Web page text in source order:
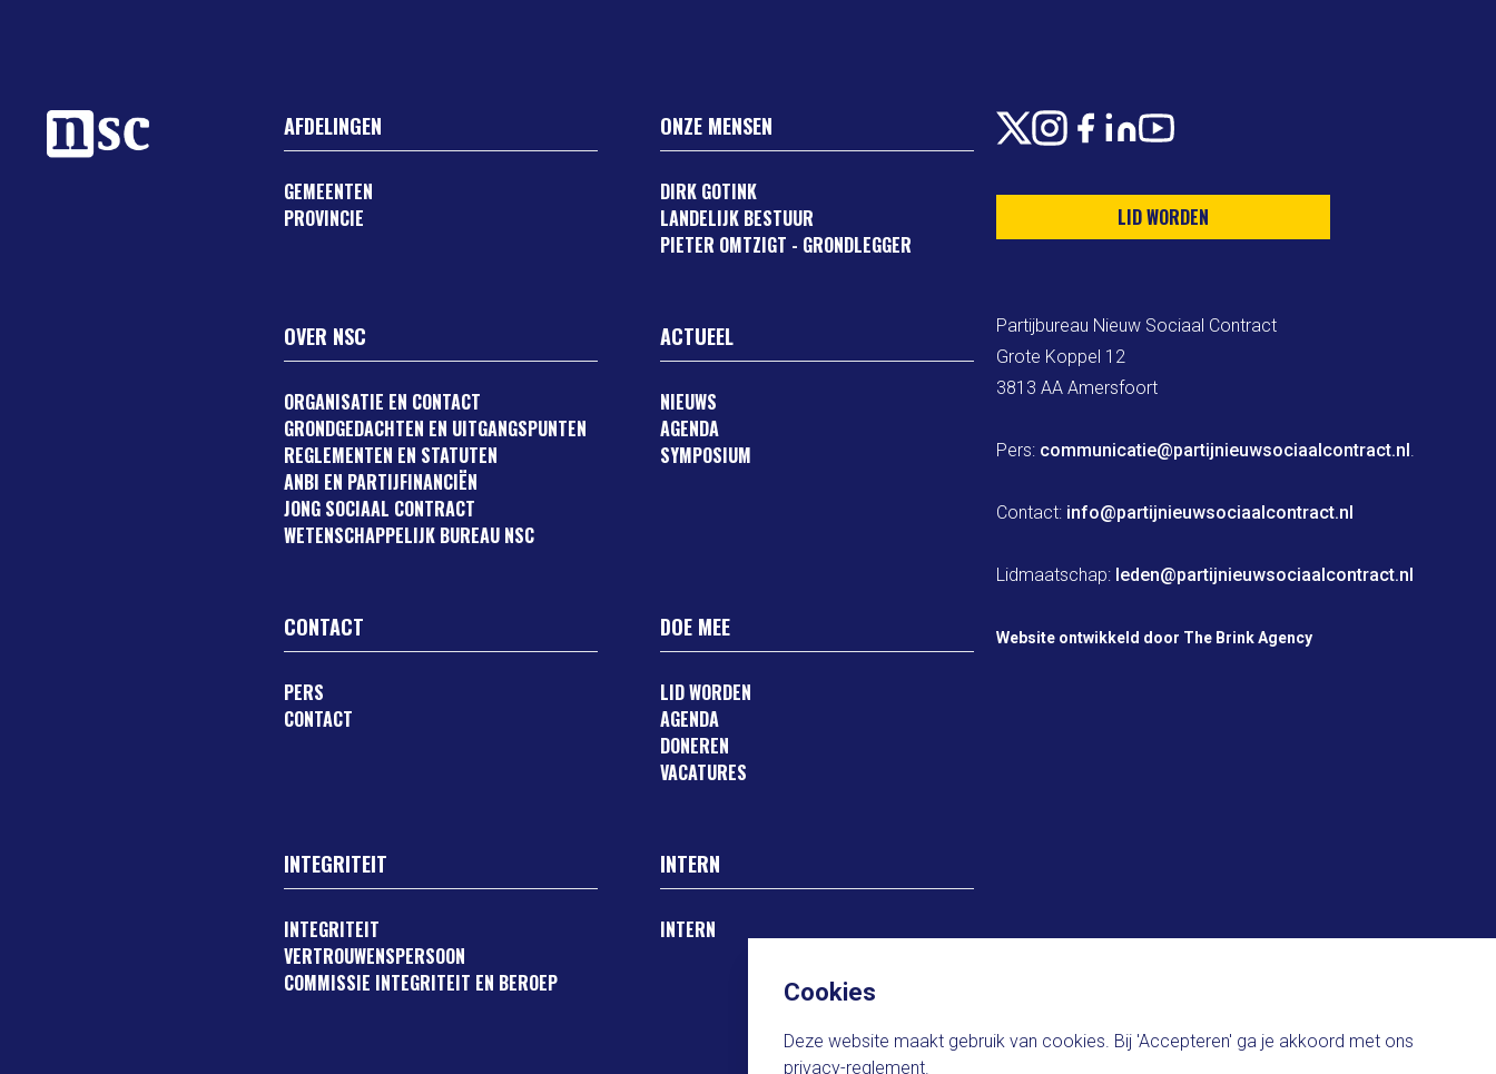
AFDELINGEN
GEMEENTEN
PROVINCIE
ONZE MENSEN
DIRK GOTINK
LANDELIJK BESTUUR
PIETER OMTZIGT - GRONDLEGGER
OVER NSC
ORGANISATIE EN CONTACT
GRONDGEDACHTEN EN UITGANGSPUNTEN
REGLEMENTEN EN STATUTEN
ANBI EN PARTIJFINANCIËN
JONG SOCIAAL CONTRACT
WETENSCHAPPELIJK BUREAU NSC
ACTUEEL
NIEUWS
AGENDA
SYMPOSIUM
CONTACT
PERS
CONTACT
DOE MEE
LID WORDEN
AGENDA
DONEREN
VACATURES
INTEGRITEIT
INTEGRITEIT
VERTROUWENSPERSOON
COMMISSIE INTEGRITEIT EN BEROEP
INTERN
INTERN
X Instagram
Facebook
LinkedIn
Youtube
LID WORDEN
Partijbureau Nieuw Sociaal Contract
Grote Koppel 12
3813 AA Amersfoort
Pers: communicatie@partijnieuwsociaalcontract.nl.
Contact: info@partijnieuwsociaalcontract.nl
Lidmaatschap: leden@partijnieuwsociaalcontract.nl
Website ontwikkeld door The Brink Agency
Cookies
Deze website maakt gebruik van cookies. Bij 'Accepteren' ga je akkoord met ons
privacy-reglement.